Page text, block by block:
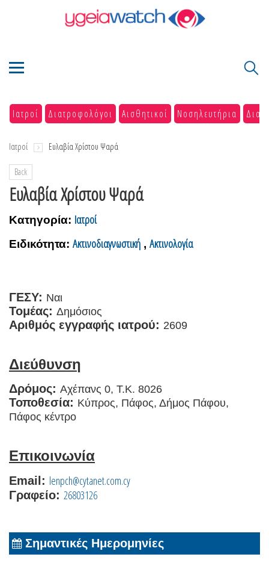
Ιατροί Διατροφολόγοι Αισθητικοί Νοσηλευτήρια
Ιατροί Ευλαβία Χρίστου Ψαρά
Back
Ευλαβία Χρίστου Ψαρά
Κατηγορία: Ιατροί
Ειδικότητα: Ακτινοδιαγνωστική , Ακτινολογία
ΓΕΣΥ: Ναι
Τομέας: Δημόσιος
Αριθμός εγγραφής ιατρού: 2609
Διεύθυνση
Δρόμος: Αχέπανς 0, Τ.Κ. 8026
Τοποθεσία: Κύπρος, Πάφος, Δήμος Πάφου,
Πάφος κέντρο
Επικοινωνία
Email: lenpch@cytanet.com.cy
Γραφείο: 26803126
Σημαντικές Ημερομηνίες